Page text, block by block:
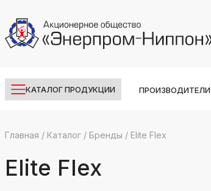
КАТАЛОГ ПРОДУКЦИИ ПРОИЗВОДИТЕЛИ
ksldkfjsdlfkjsls;ldfkgjsdl;kfkфыва
Главная / Каталог/ Бренды / Elite Flex
Elite Flex